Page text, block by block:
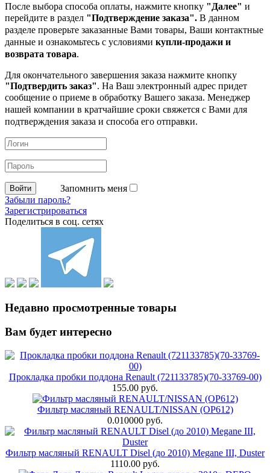
После выбора способа оплаты, нажмите кнопку "Далее" и
перейдите в раздел "Подтверждение заказа". В данном
разделе проверьте заказанные Вами товары, Ваши контактные
данные и ознакомьтесь с условиями купли-продажи и
возврата товара.
Для окончательного завершения заказа нажмите кнопку
"Подтвердить заказ". На Ваш электронный адрес придет
сообщение о приеме в обработку Вашего заказа. Менеджер
нашей компании в кратчайшие сроки свяжется с Вами для
подтверждения заказа и способа его отправки.
Запомнить меня
Забыли пароль?
Зарегистрироваться
Поделиться в соц. сетях
Недавно просмотренные товары
Вам будет интересно
Прокладка пробки поддона Renault (721133785)(70-33769-00)
155.00 руб.
Фильтр масляный RENAULT/NISSAN (OP612)
0.010000 руб.
Фильтр масляный RENAULT Disel (до 2010) Megane III, Duster
1110.00 руб.